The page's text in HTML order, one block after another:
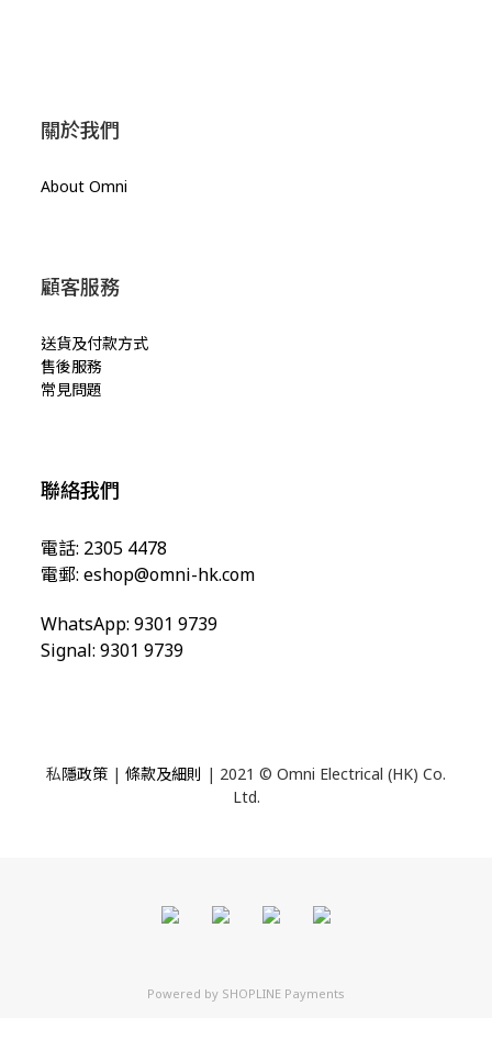
關於我們
About Omni
顧客服務
送貨及付款方式
售後服務
常見問題
聯絡我們
電話: 2305 4478
電郵: eshop@omni-hk.com
WhatsApp: 9301 9739
Signal: 9301 9739
私隱政策 | 條款及細則 | 2021 © Omni Electrical (HK) Co.
Ltd.
Powered by SHOPLINE Payments